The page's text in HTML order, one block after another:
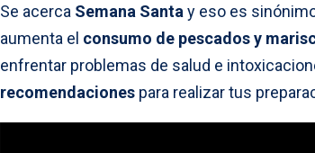
Se acerca Semana Santa y eso es
aumenta el consumo de pescados y
enfrentar problemas de salud e
recomendaciones para realizar tus